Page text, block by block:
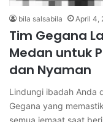
bila salsabila April 4,
Tim Gegana
Medan untuk
dan Nyaman
Lindungi ibadah Anda
Gegana yang
semua jemaat saat